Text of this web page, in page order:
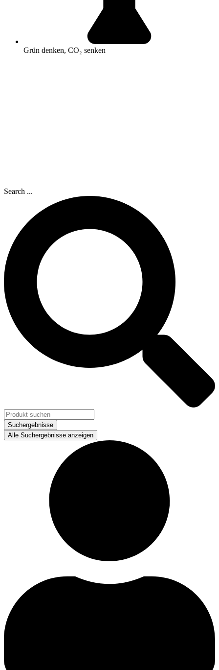
Grün denken, CO₂ senken
Search ...
Suchergebnisse
Alle Suchergebnisse anzeigen